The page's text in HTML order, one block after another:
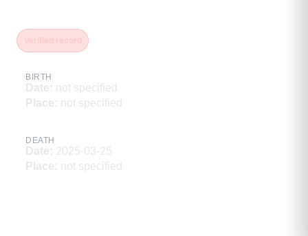
BIRTH
Date: not specified
Place: not specified
DEATH
Date: 2025-03-25
Place: not specified